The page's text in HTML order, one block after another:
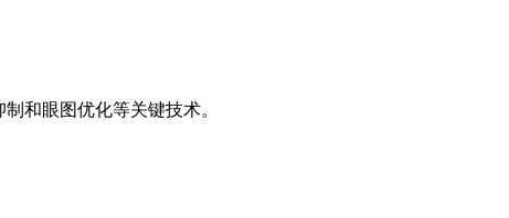
和眼图优化等关键技术。